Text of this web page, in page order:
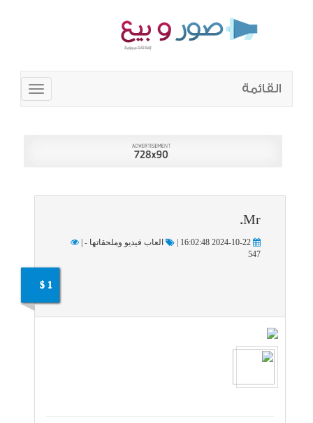
Toggle
navigation
القائمة
العاب فيديو وملحقاتها - |